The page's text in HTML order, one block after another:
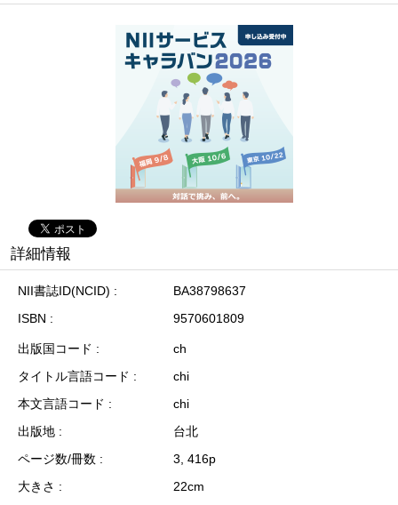
詳細情報
NII書誌ID(NCID)
BA38798637
ISBN
9570601809
出版国コード
ch
タイトル言語コード
chi
本文言語コード
chi
出版地
台北
ページ数/冊数
3, 416p
大きさ
22cm